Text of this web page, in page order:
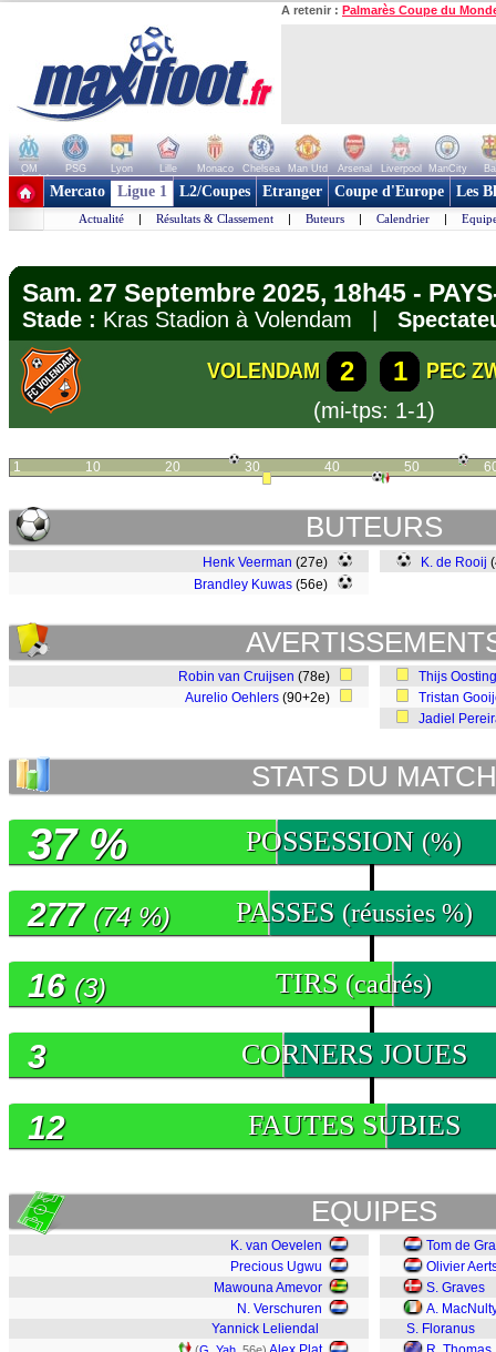
A retenir : Palmarès Coupe du
OM PSG Lyon Lille Monaco Chelsea Man Utd Arsenal Liverpool ManCity
+ de clubs
Mercato Ligue 1 L2/Coupes Etranger Coupe d'Europe Les
Actualité | Résultats & Classement | Buteurs | Calendrier |
Sam. 27 Septembre 2025, 18h45 -
Stade : Kras Stadion à Volendam |
VOLENDAM 2 1
PEC
(mi-tps: 1-1)
1 10 20 30 40 50
BUTEURS
Henk Veerman (27e)
Brandley Kuwas (56e)
K. de Rooij
Robin van Cruijsen (78e)
Aurelio Oehlers (90+2e)
Thijs Oosting
Tristan
Jadiel
STATS DU MATCH
POSSESSION (%)
37 %
PASSES (réussies %)
277 (74 %)
TIRS (cadrés)
16 (3)
CORNERS JOUES
3
FAUTES SUBIES
12
EQUIPES
K. van Oevelen
Precious Ugwu
Mawouna Amevor
N. Verschuren
Yannick Leliendal
Tom de
Olivier
S. Graves
A.
S. Floranus